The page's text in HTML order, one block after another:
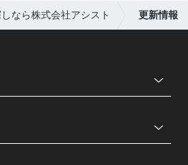
なら株式会社アシスト 更新情報